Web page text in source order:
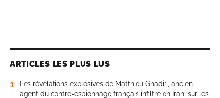
ARTICLES LES PLUS LUS
1
Les révélations explosives de Matthieu Ghadiri, ancien
agent du contre-espionnage français infiltré en Iran, sur les